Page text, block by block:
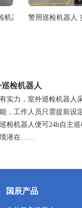
器人 警用巡检机器人
检机器人
实力，室外巡检机器人
，工作人员只需提前设
检机器人便可24h自主
潜在……
国辰产品